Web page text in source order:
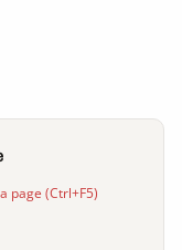
page (Ctrl+F5)